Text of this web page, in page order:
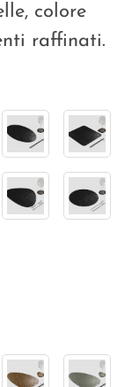
colore
raffinati.